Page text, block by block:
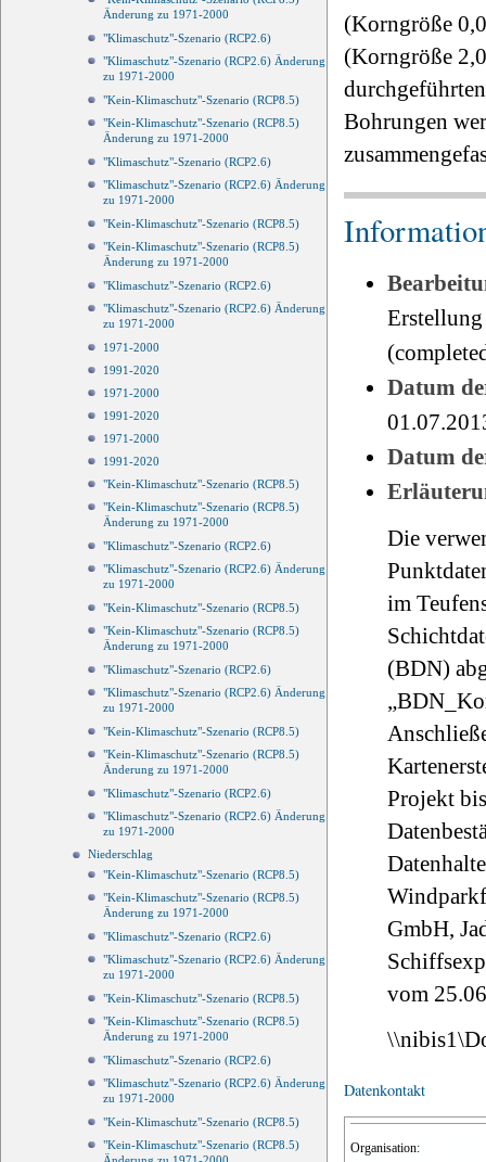
Änderung zu 1971-2000
"Klimaschutz"-Szenario (RCP2.6)
"Klimaschutz"-Szenario (RCP2.6) Änderung
zu 1971-2000
"Kein-Klimaschutz"-Szenario (RCP8.5)
"Kein-Klimaschutz"-Szenario (RCP8.5)
Änderung zu 1971-2000
"Klimaschutz"-Szenario (RCP2.6)
"Klimaschutz"-Szenario (RCP2.6) Änderung
zu 1971-2000
"Kein-Klimaschutz"-Szenario (RCP8.5)
"Kein-Klimaschutz"-Szenario (RCP8.5)
Änderung zu 1971-2000
"Klimaschutz"-Szenario (RCP2.6)
"Klimaschutz"-Szenario (RCP2.6) Änderung
zu 1971-2000
1971-2000
1991-2020
1971-2000
1991-2020
1971-2000
1991-2020
"Kein-Klimaschutz"-Szenario (RCP8.5)
"Kein-Klimaschutz"-Szenario (RCP8.5)
Änderung zu 1971-2000
"Klimaschutz"-Szenario (RCP2.6)
"Klimaschutz"-Szenario (RCP2.6) Änderung
zu 1971-2000
"Kein-Klimaschutz"-Szenario (RCP8.5)
"Kein-Klimaschutz"-Szenario (RCP8.5)
Änderung zu 1971-2000
"Klimaschutz"-Szenario (RCP2.6)
"Klimaschutz"-Szenario (RCP2.6) Änderung
zu 1971-2000
"Kein-Klimaschutz"-Szenario (RCP8.5)
"Kein-Klimaschutz"-Szenario (RCP8.5)
Änderung zu 1971-2000
"Klimaschutz"-Szenario (RCP2.6)
"Klimaschutz"-Szenario (RCP2.6) Änderung
zu 1971-2000
Niederschlag
"Kein-Klimaschutz"-Szenario (RCP8.5)
"Kein-Klimaschutz"-Szenario (RCP8.5)
Änderung zu 1971-2000
"Klimaschutz"-Szenario (RCP2.6)
"Klimaschutz"-Szenario (RCP2.6) Änderung
zu 1971-2000
"Kein-Klimaschutz"-Szenario (RCP8.5)
"Kein-Klimaschutz"-Szenario (RCP8.5)
Änderung zu 1971-2000
"Klimaschutz"-Szenario (RCP2.6)
"Klimaschutz"-Szenario (RCP2.6) Änderung
zu 1971-2000
"Kein-Klimaschutz"-Szenario (RCP8.5)
"Kein-Klimaschutz"-Szenario (RCP8.5)
(Korngröße
(Korngröße
Bohrungen
Erstellung
Datum
Datum
Die
im
(BDN)
Projekt
GmbH,
vom
Datenkontakt
Organisation: